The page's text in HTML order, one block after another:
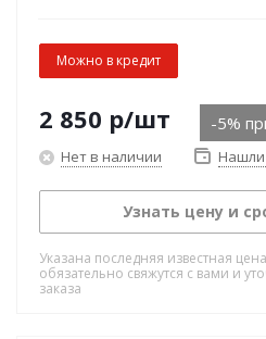
Можно в кредит
2 850 р/шт -5%
Нет в наличии
Узнать цену и
Указана последняя известная
обязательно свяжутся с вами и
заказа